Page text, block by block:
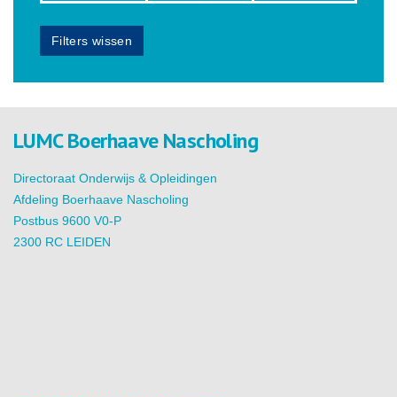
Filters wissen
LUMC Boerhaave Nascholing
Directoraat Onderwijs & Opleidingen
Afdeling Boerhaave Nascholing
Postbus 9600 V0-P
2300 RC LEIDEN